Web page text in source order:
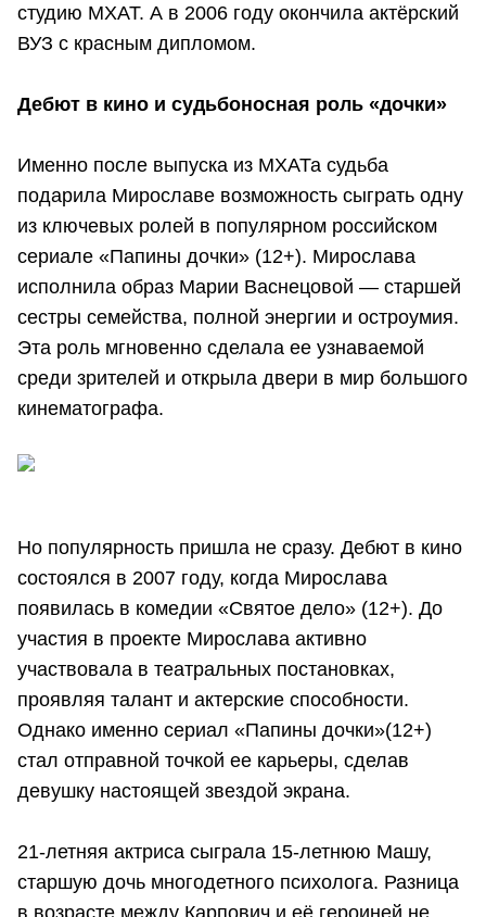
студию МХАТ. А в 2006 году окончила актёрский
ВУЗ с красным дипломом.
Дебют в кино и судьбоносная роль «дочки»
Именно после выпуска из МХАТа судьба
подарила Мирославе возможность сыграть одну
из ключевых ролей в популярном российском
сериале «Папины дочки» (12+). Мирослава
исполнила образ Марии Васнецовой — старшей
сестры семейства, полной энергии и остроумия.
Эта роль мгновенно сделала ее узнаваемой
среди зрителей и открыла двери в мир большого
кинематографа.
Но популярность пришла не сразу. Дебют в кино
состоялся в 2007 году, когда Мирослава
появилась в комедии «Святое дело» (12+). До
участия в проекте Мирослава активно
участвовала в театральных постановках,
проявляя талант и актерские способности.
Однако именно сериал «Папины дочки»(12+)
стал отправной точкой ее карьеры, сделав
девушку настоящей звездой экрана.
21-летняя актриса сыграла 15-летнюю Машу,
старшую дочь многодетного психолога. Разница
в возрасте между Карпович и её героиней не